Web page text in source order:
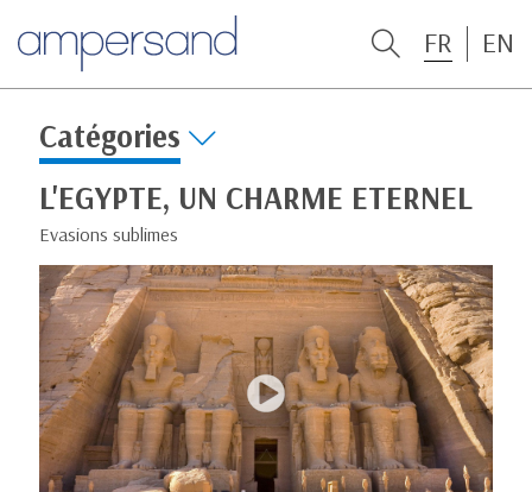
FR EN
Catégories
L'EGYPTE, UN CHARME ETERNEL
Evasions sublimes